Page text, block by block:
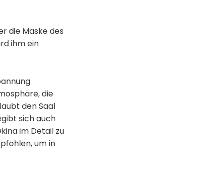
die Maske des
ihm ein
die
den Saal
sich auch
im Detail zu
um in